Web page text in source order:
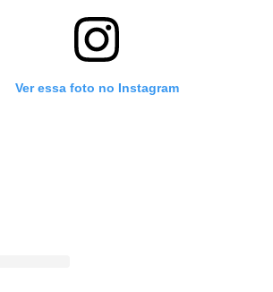
Ver essa foto no Instagram